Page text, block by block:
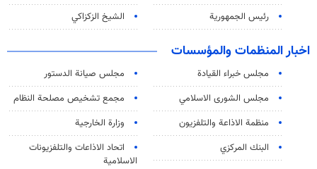
رئيس الجمهورية
الشيخ الزكزاكي
اخبار المنظمات والمؤسسات
مجلس خبراء القيادة
مجلس صيانة الدستور
مجلس الشورى الاسلامي
مجمع تشخيص مصلحة النظام
منظمة الاذاعة والتلفزیون
وزارة الخارجية
البنك المركزي
اتحاد الاذاعات والتلفزيونات
الاسلامية